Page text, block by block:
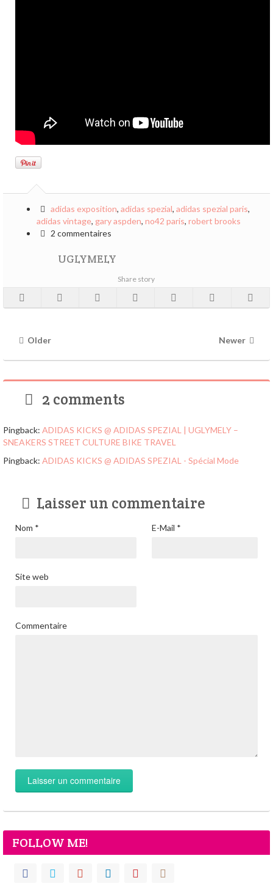
adidas exposition, adidas spezial, adidas spezial paris,
adidas vintage, gary aspden, no42 paris, robert brooks
2 commentaires
UGLYMELY
Share story
Older Newer
2 comments
Pingback: ADIDAS KICKS @ ADIDAS SPEZIAL | UGLYMELY –
SNEAKERS STREET CULTURE BIKE TRAVEL
Pingback: ADIDAS KICKS @ ADIDAS SPEZIAL - Spécial Mode
Laisser un commentaire
Nom * E-Mail *
Site web
Commentaire
FOLLOW ME!